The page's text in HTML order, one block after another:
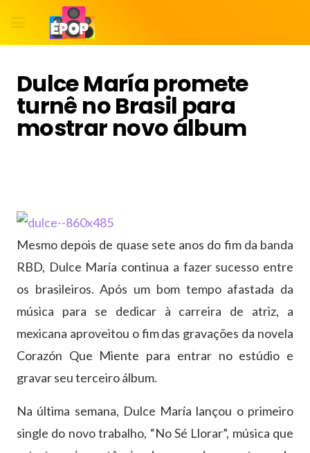
Dulce María promete
turnê no Brasil para
mostrar novo álbum
Mesmo depois de quase sete anos do fim da banda
RBD, Dulce María continua a fazer sucesso entre
os brasileiros. Após um bom tempo afastada da
música para se dedicar à carreira de atriz, a
mexicana aproveitou o fim das gravações da novela
Corazón Que Miente para entrar no estúdio e
gravar seu terceiro álbum.
Na última semana, Dulce María lançou o primeiro
single do novo trabalho, “No Sé Llorar”, música que